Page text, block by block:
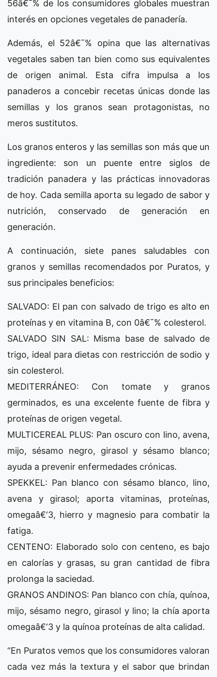
56â€¯% de los consumidores globales muestran
interés en opciones vegetales de panadería.
Además, el 52â€¯% opina que las alternativas
vegetales saben tan bien como sus equivalentes
de origen animal. Esta cifra impulsa a los
panaderos a concebir recetas únicas donde las
semillas y los granos sean protagonistas, no
meros sustitutos.
Los granos enteros y las semillas son más que un
ingrediente: son un puente entre siglos de
tradición panadera y las prácticas innovadoras
de hoy. Cada semilla aporta su legado de sabor y
nutrición, conservado de generación en
generación.
A continuación, siete panes saludables con
granos y semillas recomendados por Puratos, y
sus principales beneficios:
SALVADO: El pan con salvado de trigo es alto en
proteínas y en vitamina B, con 0â€¯% colesterol.
SALVADO SIN SAL: Misma base de salvado de
trigo, ideal para dietas con restricción de sodio y
sin colesterol.
MEDITERRÁNEO: Con tomate y granos
germinados, es una excelente fuente de fibra y
proteínas de origen vegetal.
MULTICEREAL PLUS: Pan oscuro con lino, avena,
mijo, sésamo negro, girasol y sésamo blanco;
ayuda a prevenir enfermedades crónicas.
SPEKKEL: Pan blanco con sésamo blanco, lino,
avena y girasol; aporta vitaminas, proteínas,
omegaâ€‘3, hierro y magnesio para combatir la
fatiga.
CENTENO: Elaborado solo con centeno, es bajo
en calorías y grasas, su gran cantidad de fibra
prolonga la saciedad.
GRANOS ANDINOS: Pan blanco con chía, quínoa,
mijo, sésamo negro, girasol y lino; la chía aporta
omegaâ€‘3 y la quínoa proteínas de alta calidad.
“En Puratos vemos que los consumidores valoran
cada vez más la textura y el sabor que brindan